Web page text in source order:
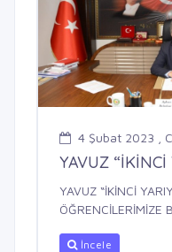
4 Şubat 2023 ,
YAVUZ “İKİNCİ
YAVUZ “İKİNCİ
ÖĞRENCİLERİMİZE
İncele